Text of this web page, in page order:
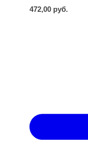
472,00 руб.